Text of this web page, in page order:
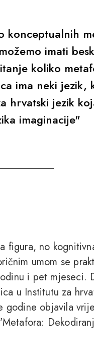
konceptualnih
imati
koliko
ima neki jezik,
hrvatski jezik
imaginacije"
figura, no
umom se
i pet mjeseci.
u Institutu za
objavila